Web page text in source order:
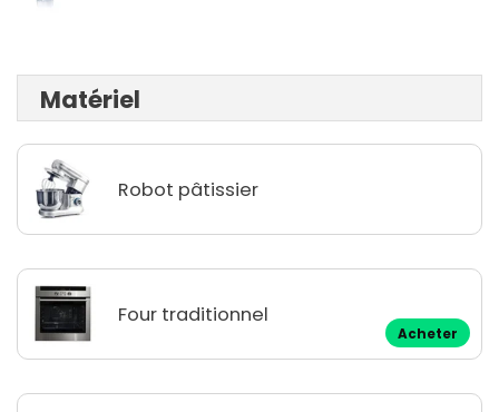
Matériel
Robot pâtissier
Four traditionnel
Acheter